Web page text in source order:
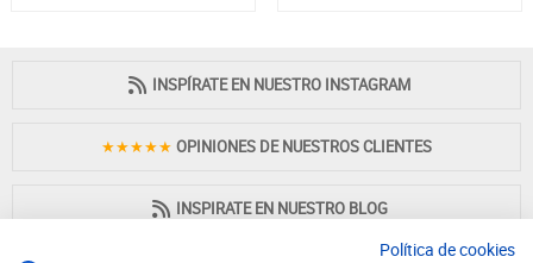
INSPÍRATE EN NUESTRO INSTAGRAM
★★★★★ OPINIONES DE NUESTROS CLIENTES
INSPIRATE EN NUESTRO BLOG
Política de cookies